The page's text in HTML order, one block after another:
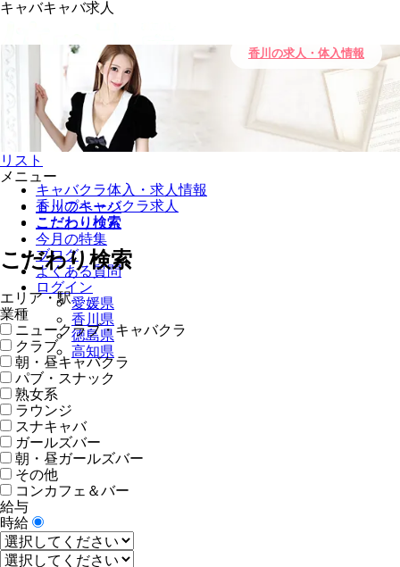
キャバキャバ求人
リスト
メニュー
トップページ
こだわり検索
今月の特集
ブログ
よくある質問
ログイン
愛媛県
香川県
徳島県
高知県
香川の求人・体入情報
キャバクラ体入・求人情報
香川のキャバクラ求人
こだわり検索
こだわり検索
エリア・駅
業種
ニュークラブ・キャバクラ
クラブ
朝・昼キャバクラ
パブ・スナック
熟女系
ラウンジ
スナキャバ
ガールズバー
朝・昼ガールズバー
その他
コンカフェ＆バー
給与
時給